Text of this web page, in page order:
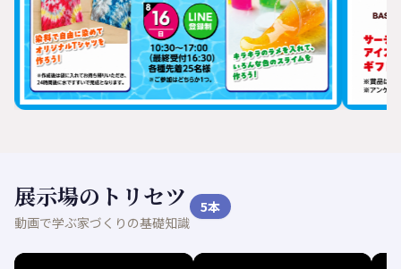
展示場のトリセツ
動画で学ぶ家づくりの基礎知識
5本